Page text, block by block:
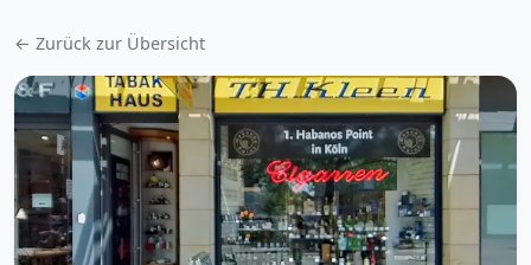
← Zurück zur Übersicht